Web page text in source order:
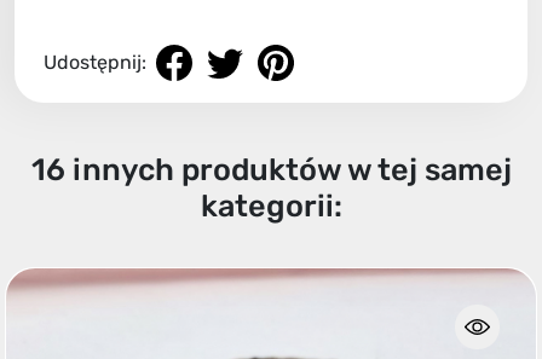
Udostępnij:
16 innych produktów w tej samej
kategorii: